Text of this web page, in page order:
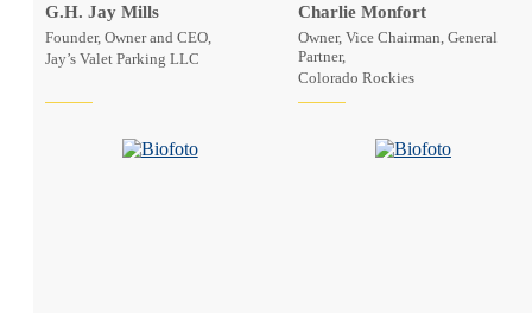
G.H. Jay Mills
Founder, Owner and CEO,
Jay’s Valet Parking LLC
Charlie Monfort
Owner, Vice Chairman, General
Partner,
Colorado Rockies